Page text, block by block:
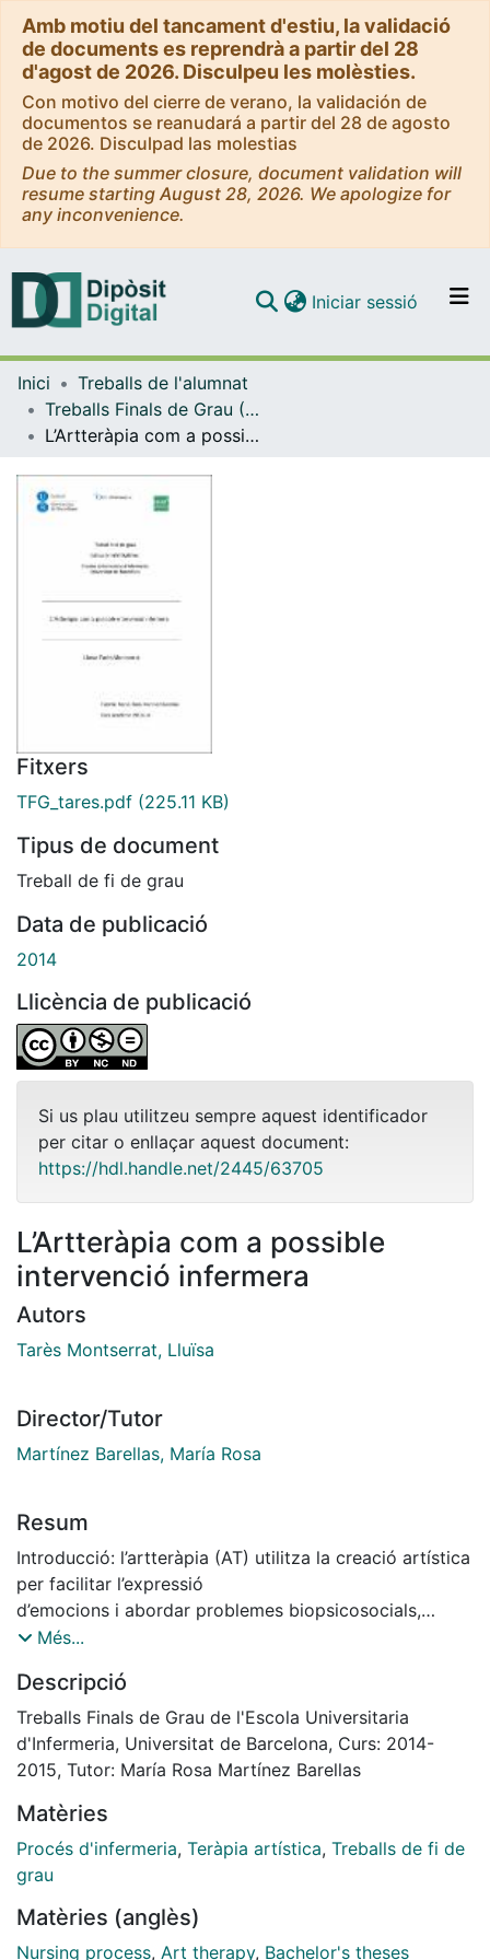
Amb motiu del tancament d'estiu, la validació
de documents es reprendrà a partir del 28
d'agost de 2026. Disculpeu les molèsties.
Con motivo del cierre de verano, la validación de
documentos se reanudará a partir del 28 de agosto
de 2026. Disculpad las molestias
Due to the summer closure, document validation will
resume starting August 28, 2026. We apologize for
any inconvenience.
Navega per tot el DD
Com publicar
Iniciar sessió (current)
Inici
Treballs de l'alumnat
Treballs Finals de Grau (TFG) - Infermeria
L’Artteràpia com a possible intervenció infermera
Fitxers
TFG_tares.pdf (225.11 KB)
Tipus de document
Treball de fi de grau
Data de publicació
2014
Llicència de publicació
Si us plau utilitzeu sempre aquest identificador
per citar o enllaçar aquest document:
https://hdl.handle.net/2445/63705
L’Artteràpia com a possible
intervenció infermera
Autors
Tarès Montserrat, Lluïsa
Director/Tutor
Martínez Barellas, María Rosa
Resum
Introducció: l’artteràpia (AT) utilitza la creació artística
per facilitar l’expressió
d’emocions i abordar problemes biopsicosocials,
generant un procés de canvi
beneficis, i ja s’està aplicant
en diferents àmbits assistencials.
Objectiu: identificar l’AT com a possible intervenció
infermera, a través
i situacions de salut-malaltia on s’aplica, els beneficis i
limitacions, l’evidència d’efectivitat, i d’establir la
possible aplicació en les cures infermeres. Mètode: es
dades, fent servir combinacions de les paraules clau:
“art therapy” o “creative art*” i “intervention”, “nursing”,
Més...
Descripció
Treballs Finals de Grau de l'Escola Universitaria
d'Infermeria, Universitat de Barcelona, Curs: 2014-
2015, Tutor: María Rosa Martínez Barellas
Matèries
Procés d'infermeria, Teràpia artística, Treballs de fi de
grau
Matèries (anglès)
Nursing process, Art therapy, Bachelor's theses